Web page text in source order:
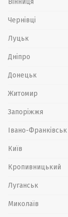
Чернівці
Луцьк
Дніпро
Донецьк
Житомир
Запоріжжя
Івано-Франківськ
Київ
Кропивницький
Луганськ
Миколаїв